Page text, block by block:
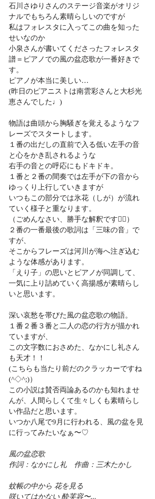
石川さゆりさんのステージ音楽がオリジ
ナルでもちろん素晴らしいのですが
私はフォレスタに入ってこの曲を知った
せいなのか
小泉さんが書いてくださったフォレスタ
譜＝ピアノでの風の盆恋歌が一番好きで
す。
ピアノが本当に美しい…
(昨日のピアニストは南雲彩さんと大杉光
恵さんでした♩)
物語は曲頭から胸騒ぎを覚えるようなフ
レーズでスタートします。
１番の出だしの直前で入る低い左手の音
と心をかき乱されるような
右手の音との呼応にもドキドキ。
１番と２番の間奏では左手が下の音から
ゆっくり上行していきますが
いつもこの部分では氷花（しが）が流れ
ていく様子と重なります。
（ごめんなさい、勝手な解釈です🙇‍♀️）
２番の一番最後の歌詞は「三味の音」で
すが、
そこからフレーズは河川が海へ注ぎ込む
ような体感があります。
「えり子」の思いとピアノが同調して、
一気に上り詰めていく高揚感が素晴らし
いと思います。
深い哀愁を帯びた風の盆恋歌の物語。
１番２番３番と二人の恋の行方が描かれ
ていますが、
この文字数におさめた、なかにし礼さん
も天才！！
(こちらも当たり前だのクラッカーですね
(^◇^;)）
この小説は賛否両論あるのかも知れませ
んが、人間らしくて生々しくも素晴らし
い作品だと思います。
いつか八尾で9月に行われる、風の盆を見
に行ってみたいなぁ〜♡
風の盆恋歌
作詞：なかにし礼　作曲：三木たかし
蚊帳の中から 花を見る
咲いてはかない 酔芙容〜...